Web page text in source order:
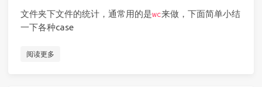
文件夹下文件的统计，通常用的是wc来做，下面简单小结
一下各种case
阅读更多